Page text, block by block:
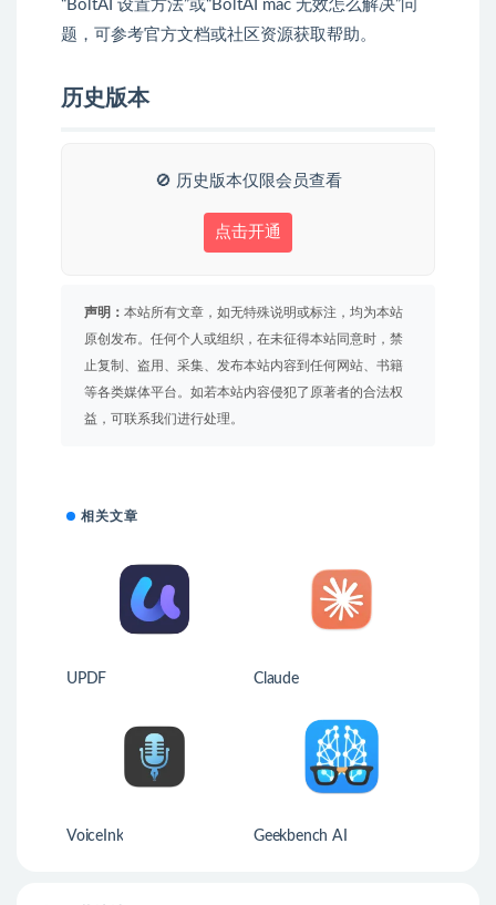
“BoltAI 设置方法”或“BoltAI mac 无效怎么解决”问
题，可参考官方文档或社区资源获取帮助。
历史版本
🚫 历史版本仅限会员查看
点击开通
声明： 本站所有文章，如无特殊说明或标注，均为本站
原创发布。任何个人或组织，在未征得本站同意时，禁
止复制、盗用、采集、发布本站内容到任何网站、书籍
等各类媒体平台。如若本站内容侵犯了原著者的合法权
益，可联系我们进行处理。
相关文章
UPDF Claude
VoiceInk Geekbench AI